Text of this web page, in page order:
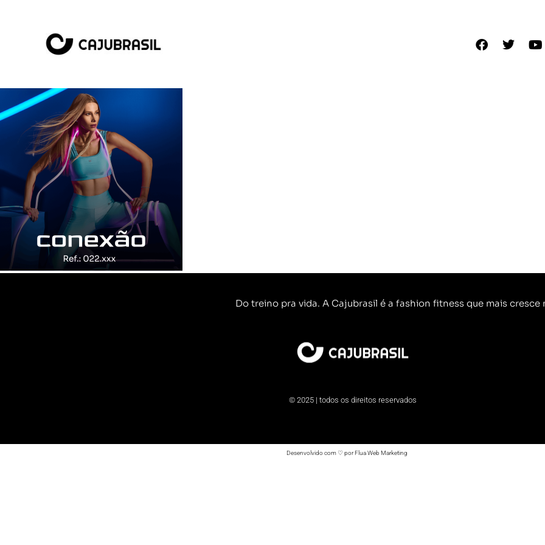
Do treino pra vida. A Cajubrasil é a fashion fitness que mais cresce
© 2025 | todos os direitos reservados
Desenvolvido com ♡ por Flua Web Marketing